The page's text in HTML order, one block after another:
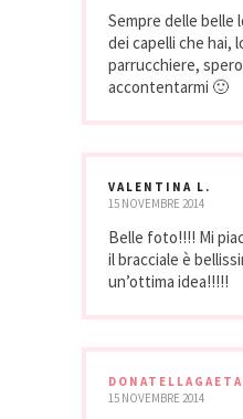
Sempre delle belle
dei capelli che hai,
parrucchiere,
accontentarmi 🙂
VALENTINA L.
15 NOVEMBRE 2014
Belle foto!!!! Mi
il bracciale è
un’ottima idea!!!!!
DONATELLAGAETA
15 NOVEMBRE 2014